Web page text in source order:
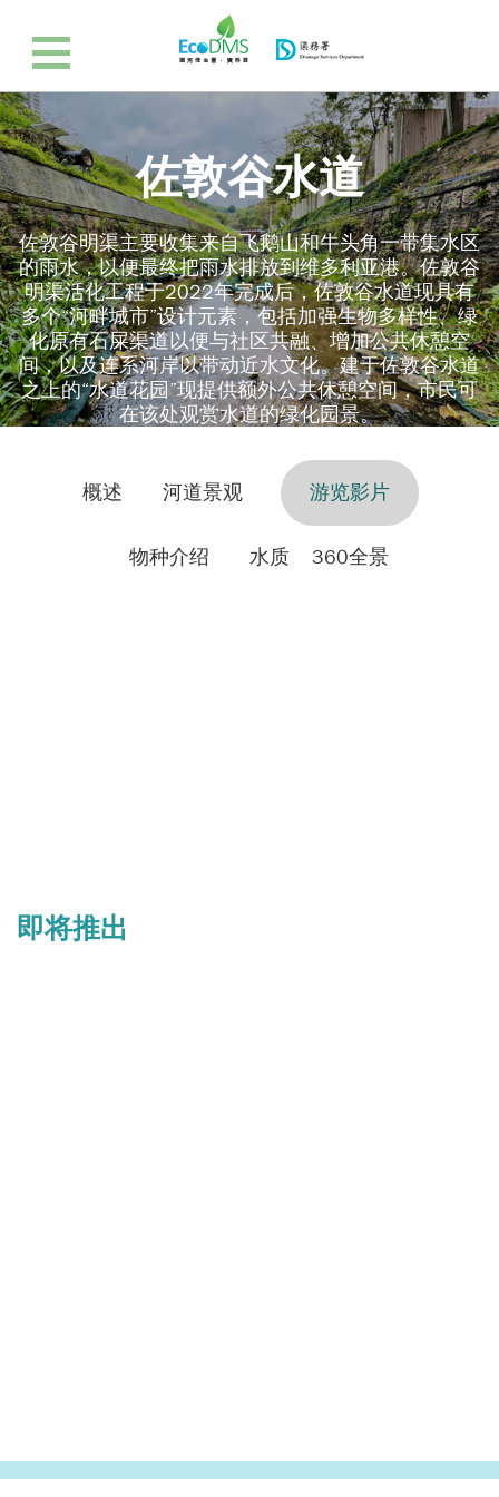
佐敦谷水道
佐敦谷明渠主要收集来自飞鹅山和牛头角一带集水区
的雨水，以便最终把雨水排放到维多利亚港。佐敦谷
明渠活化工程于2022年完成后，佐敦谷水道现具有
多个“河畔城市”设计元素，包括加强生物多样性、绿
化原有石屎渠道以便与社区共融、增加公共休憩空
间，以及连系河岸以带动近水文化。建于佐敦谷水道
之上的“水道花园”现提供额外公共休憩空间，市民可
在该处观赏水道的绿化园景。
概述 河道景观 游览影片
物种介绍 水质 360全景
即将推出